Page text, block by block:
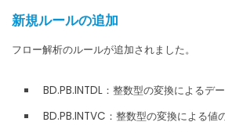
新規ルールの追加
フロー解析のルールが追加されました。
BD.PB.INTDL：整数型の変換によるデ
BD.PB.INTVC：整数型の変換による値